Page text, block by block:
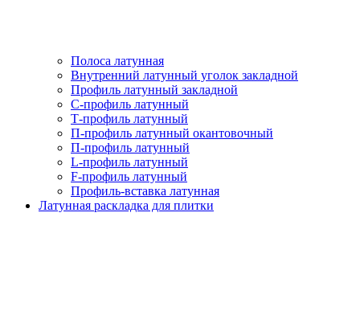
Полоса латунная
Внутренний латунный уголок закладной
Профиль латунный закладной
С-профиль латунный
Т-профиль латунный
П-профиль латунный окантовочный
П-профиль латунный
L-профиль латунный
F-профиль латунный
Профиль-вставка латунная
Латунная раскладка для плитки